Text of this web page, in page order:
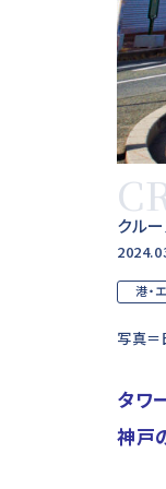
クル
港・
写真
タワ
神戸